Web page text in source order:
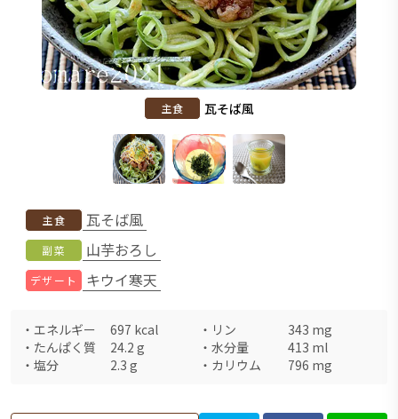
主食 瓦そば風
主食 瓦そば風
副菜 山芋おろし
デザート キウイ寒天
・ エネルギー 697 kcal ・ リン 343 mg
・ たんぱく質 24.2 g ・ 水分量 413 ml
・ 塩分 2.3 g ・ カリウム 796 mg